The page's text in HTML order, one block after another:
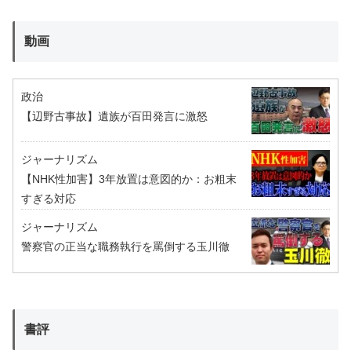
動画
政治
【辺野古事故】遺族が百田発言に激怒
ジャーナリズム
【NHK性加害】3年放置は意図的か：お粗末
すぎる対応
ジャーナリズム
警察官の正当な職務執行を罵倒する玉川徹
書評